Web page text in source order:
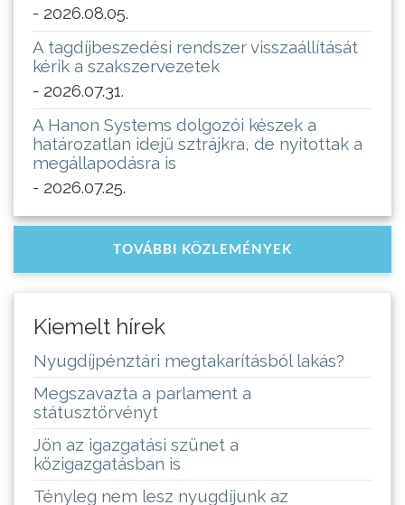
- 2026.08.05.
A tagdíjbeszedési rendszer visszaállítását
kérik a szakszervezetek
- 2026.07.31.
A Hanon Systems dolgozói készek a
határozatlan idejű sztrájkra, de nyitottak a
megállapodásra is
- 2026.07.25.
TOVÁBBI KÖZLEMÉNYEK
Kiemelt hírek
Nyugdíjpénztári megtakarításból lakás?
Megszavazta a parlament a
státusztörvényt
Jön az igazgatási szünet a
közigazgatásban is
Tényleg nem lesz nyugdíjunk az